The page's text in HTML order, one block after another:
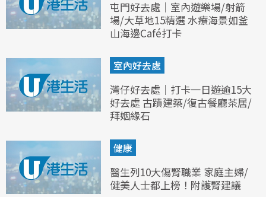
屯門好去處｜室內遊樂場/射箭
場/大草地15精選 水療海景如釜
山海邊Café打卡
室內好去處
灣仔好去處｜打卡一日遊逾15大
好去處 古蹟建築/復古餐廳茶居/
拜姻緣石
健康
醫生列10大傷腎職業 家庭主婦/
健美人士都上榜！附護腎建議